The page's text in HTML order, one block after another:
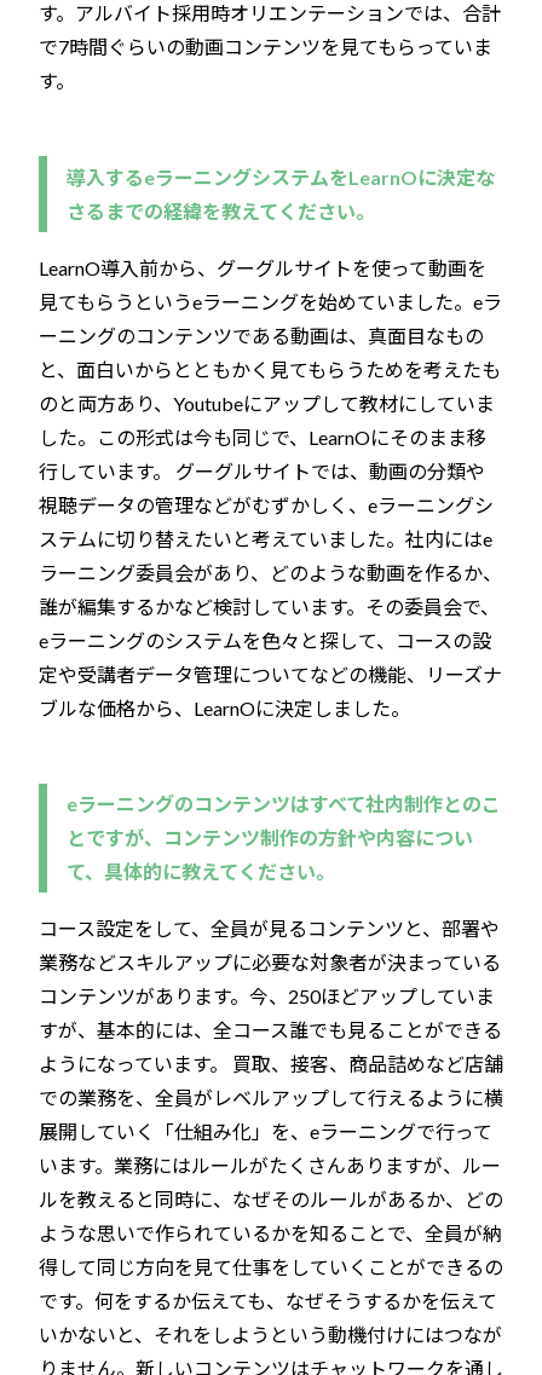
す。アルバイト採用時オリエンテーションでは、合計
で7時間ぐらいの動画コンテンツを見てもらっていま
す。
導入するeラーニングシステムをLearnOに決定な
さるまでの経緯を教えてください。
LearnO導入前から、グーグルサイトを使って動画を
見てもらうというeラーニングを始めていました。eラ
ーニングのコンテンツである動画は、真面目なもの
と、面白いからとともかく見てもらうためを考えたも
のと両方あり、Youtubeにアップして教材にしていま
した。この形式は今も同じで、LearnOにそのまま移
行しています。 グーグルサイトでは、動画の分類や
視聴データの管理などがむずかしく、eラーニングシ
ステムに切り替えたいと考えていました。社内にはe
ラーニング委員会があり、どのような動画を作るか、
誰が編集するかなど検討しています。その委員会で、
eラーニングのシステムを色々と探して、コースの設
定や受講者データ管理についてなどの機能、リーズナ
ブルな価格から、LearnOに決定しました。
eラーニングのコンテンツはすべて社内制作とのこ
とですが、コンテンツ制作の方針や内容につい
て、具体的に教えてください。
コース設定をして、全員が見るコンテンツと、部署や
業務などスキルアップに必要な対象者が決まっている
コンテンツがあります。今、250ほどアップしていま
すが、基本的には、全コース誰でも見ることができる
ようになっています。 買取、接客、商品詰めなど店舗
での業務を、全員がレベルアップして行えるように横
展開していく「仕組み化」を、eラーニングで行って
います。業務にはルールがたくさんありますが、ルー
ルを教えると同時に、なぜそのルールがあるか、どの
ような思いで作られているかを知ることで、全員が納
得して同じ方向を見て仕事をしていくことができるの
です。何をするか伝えても、なぜそうするかを伝えて
いかないと、それをしようという動機付けにはつなが
りません。新しいコンテンツはチャットワークを通し